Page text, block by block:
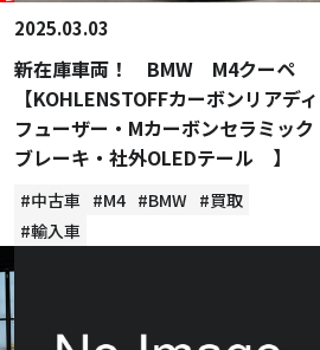
2025.03.03
新在庫車両！ BMW M4クーペ
【KOHLENSTOFFカーボンリアディ
フューザー・Mカーボンセラミック
ブレーキ・社外OLEDテール 】
#中古車 #M4 #BMW #買取
#輸入車